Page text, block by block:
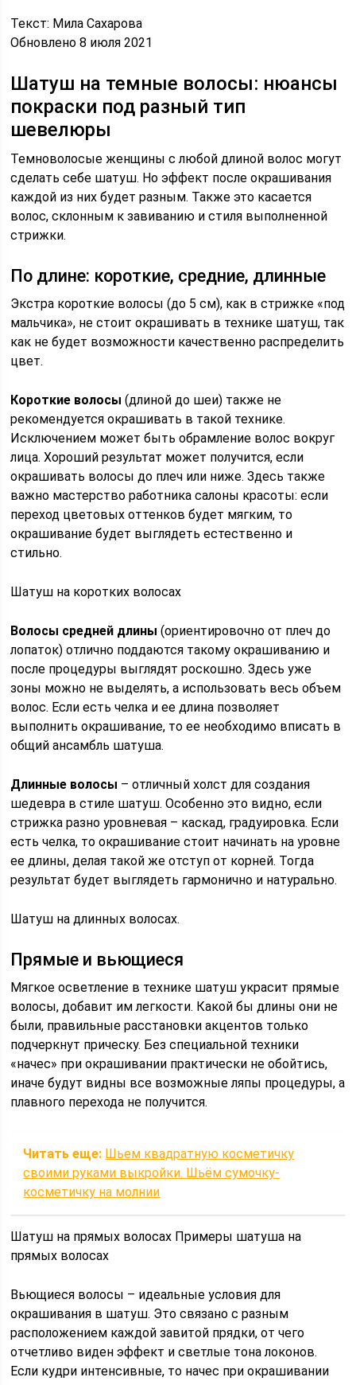
Текст: Мила Сахарова
Обновлено 8 июля 2021
Шатуш на темные волосы: нюансы
покраски под разный тип
шевелюры
Темноволосые женщины с любой длиной волос могут
сделать себе шатуш. Но эффект после окрашивания
каждой из них будет разным. Также это касается
волос, склонным к завиванию и стиля выполненной
стрижки.
По длине: короткие, средние, длинные
Экстра короткие волосы (до 5 см), как в стрижке «под
мальчика», не стоит окрашивать в технике шатуш, так
как не будет возможности качественно распределить
цвет.
Короткие волосы (длиной до шеи) также не
рекомендуется окрашивать в такой технике.
Исключением может быть обрамление волос вокруг
лица. Хороший результат может получится, если
окрашивать волосы до плеч или ниже. Здесь также
важно мастерство работника салоны красоты: если
переход цветовых оттенков будет мягким, то
окрашивание будет выглядеть естественно и
стильно.
Шатуш на коротких волосах
Волосы средней длины (ориентировочно от плеч до
лопаток) отлично поддаются такому окрашиванию и
после процедуры выглядят роскошно. Здесь уже
зоны можно не выделять, а использовать весь объем
волос. Если есть челка и ее длина позволяет
выполнить окрашивание, то ее необходимо вписать в
общий ансамбль шатуша.
Длинные волосы – отличный холст для создания
шедевра в стиле шатуш. Особенно это видно, если
стрижка разно уровневая – каскад, градуировка. Если
есть челка, то окрашивание стоит начинать на уровне
ее длины, делая такой же отступ от корней. Тогда
результат будет выглядеть гармонично и натурально.
Шатуш на длинных волосах.
Прямые и вьющиеся
Мягкое осветление в технике шатуш украсит прямые
волосы, добавит им легкости. Какой бы длины они не
были, правильные расстановки акцентов только
подчеркнут прическу. Без специальной техники
«начес» при окрашивании практически не обойтись,
иначе будут видны все возможные ляпы процедуры, а
плавного перехода не получится.
Читать еще: Шьем квадратную косметичку
своими руками выкройки. Шьём сумочку-
косметичку на молнии
Шатуш на прямых волосах Примеры шатуша на
прямых волосах
Вьющиеся волосы – идеальные условия для
окрашивания в шатуш. Это связано с разным
расположением каждой завитой прядки, от чего
отчетливо виден эффект и светлые тона локонов.
Если кудри интенсивные, то начес при окрашивании